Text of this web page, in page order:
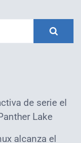
de serie el
Lake
alcanza el